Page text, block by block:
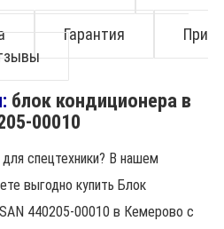
Гарантия
При
блок кондиционера в
00010
спецтехники? В нашем
выгодно купить Блок
440205-00010 в Кемерово с